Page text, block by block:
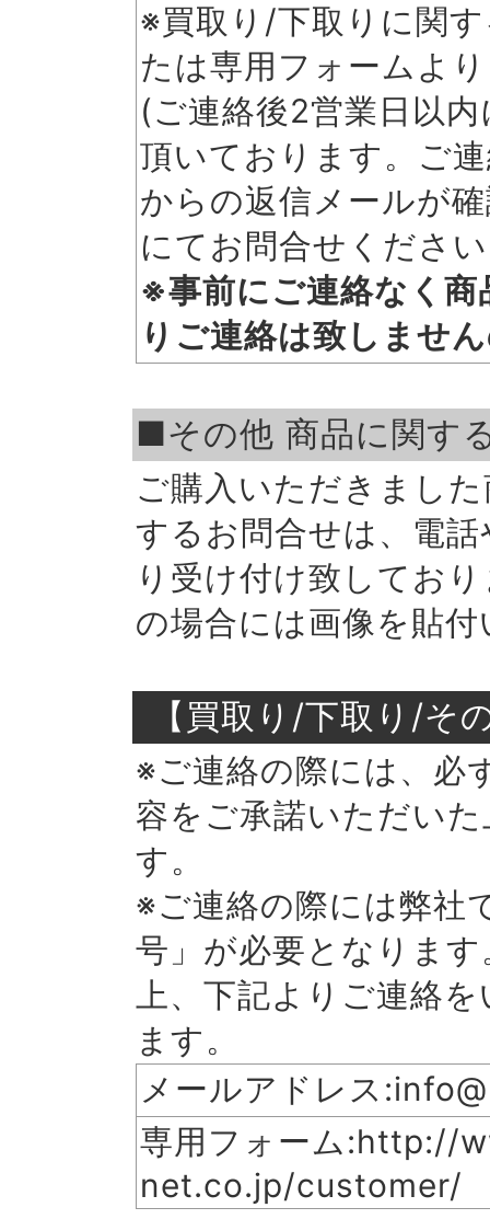
※買取り/下取りに関
たは専用フォームよ
(ご連絡後2営業日以
頂いております。ご
からの返信メールが
にてお問合せくださ
※事前にご連絡なく商
りご連絡は致しませ
■その他 商品に関す
ご購入いただきまし
するお問合せは、電
り受け付け致してお
の場合には画像を貼
【買取り/下取り/そ
※ご連絡の際には、必
容をご承諾いただい
す。
※ご連絡の際には弊社
号」が必要となりま
上、下記よりご連絡
ます。
メールアドレス
専用フォーム:http://
net.co.jp/customer/